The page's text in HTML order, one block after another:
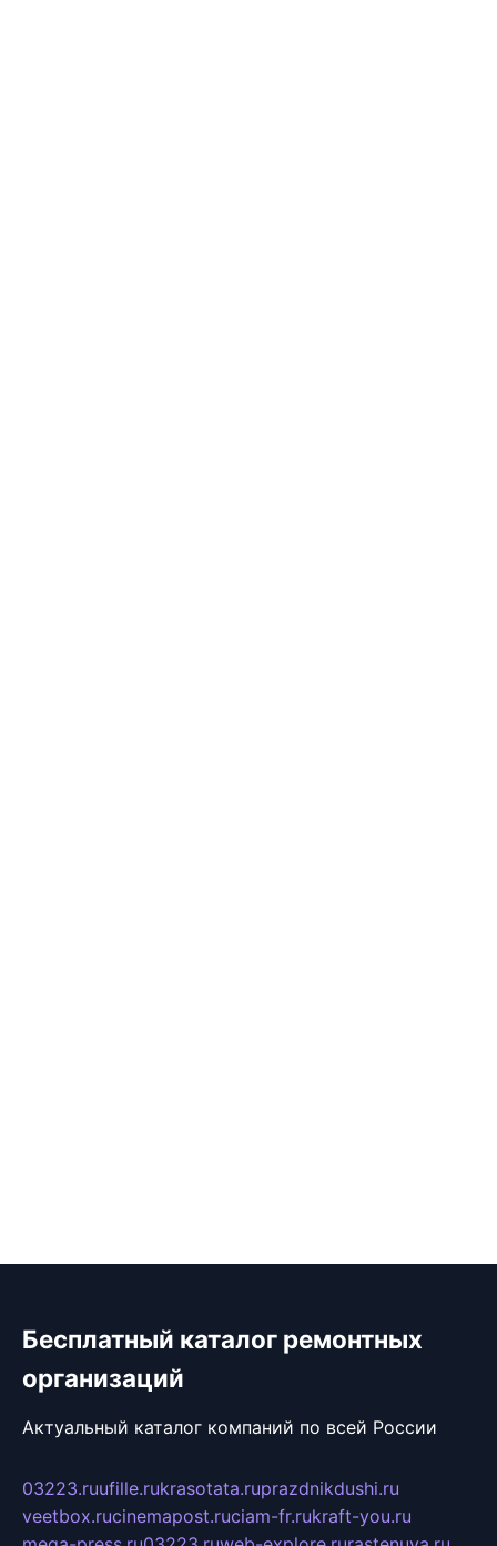
Бесплатный каталог ремонтных
организаций
Актуальный каталог компаний по всей России
03223.ruufille.rukrasotata.ruprazdnikdushi.ru
veetbox.rucinemapost.ruciam-fr.rukraft-you.ru